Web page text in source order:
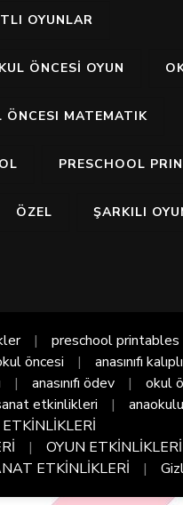
OYUNLAR
ÖNCESİ OYUN
ÖNCESI MATEMATIK
PRESCHOOL
ÖZEL ŞARKILI
preschool printables
öncesi
anasınıfı
anasınıfı ödev
okul
etkinlikleri
anaokulu
OYUN ETKİNLİKLERİ
ETKİNLİKLERİ